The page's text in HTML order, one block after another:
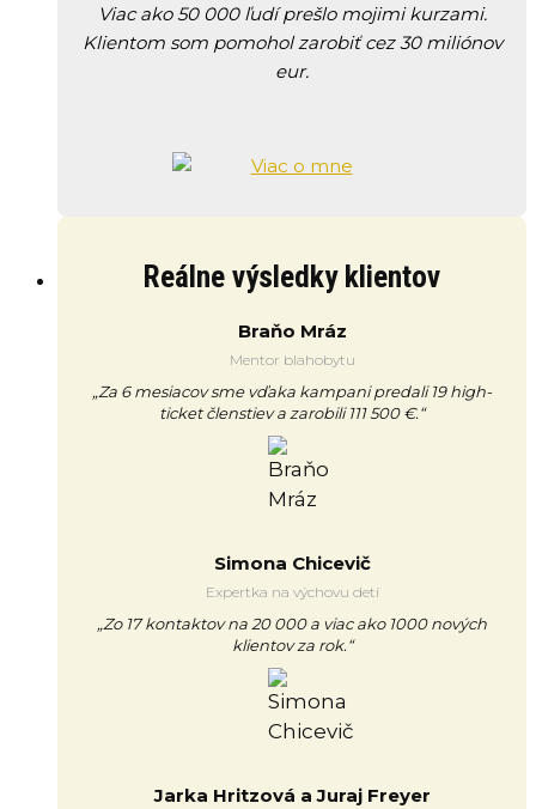
Viac ako 50 000 ľudí prešlo mojimi kurzami.
Klientom som pomohol zarobiť cez 30 miliónov
eur.
Reálne výsledky klientov
Braňo Mráz
Mentor blahobytu
„Za 6 mesiacov sme vďaka kampani predali 19 high-
ticket členstiev a zarobili 111 500 €.“
Simona Chicevič
Expertka na výchovu detí
„Zo 17 kontaktov na 20 000 a viac ako 1000 nových
klientov za rok.“
Jarka Hritzová a Juraj Freyer